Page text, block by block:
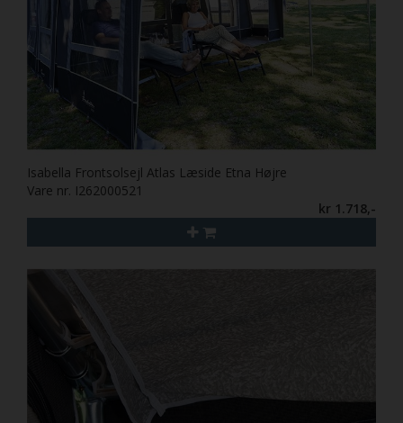
Isabella Frontsolsejl Atlas Læside Etna Højre
Vare nr. I262000521
kr 1.718,-